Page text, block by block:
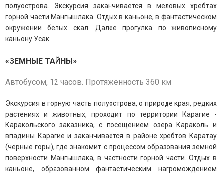
полуострова. Экскурсия заканчивается в меловых хребтах
горной части Мангышлака. Отдых в каньоне, в фантастическом
окружении белых скал. Далее прогулка по живописному
каньону Усак.
«ЗЕМНЫЕ ТАЙНЫ»
Автобусом, 12 часов. Протяжённость 360 км
Экскурсия в горную часть полуострова, о природе края, редких
растениях и животных, проходит по территории Карагие -
Каракольского заказника, с посещением озера Караколь и
впадины Карагие и заканчивается в районе хребтов Каратау
(черные горы), где знакомит с процессом образования земной
поверхности Мангышлака, в частности горной части.Отдых в
каньоне, образованном фантастическим нагромождением